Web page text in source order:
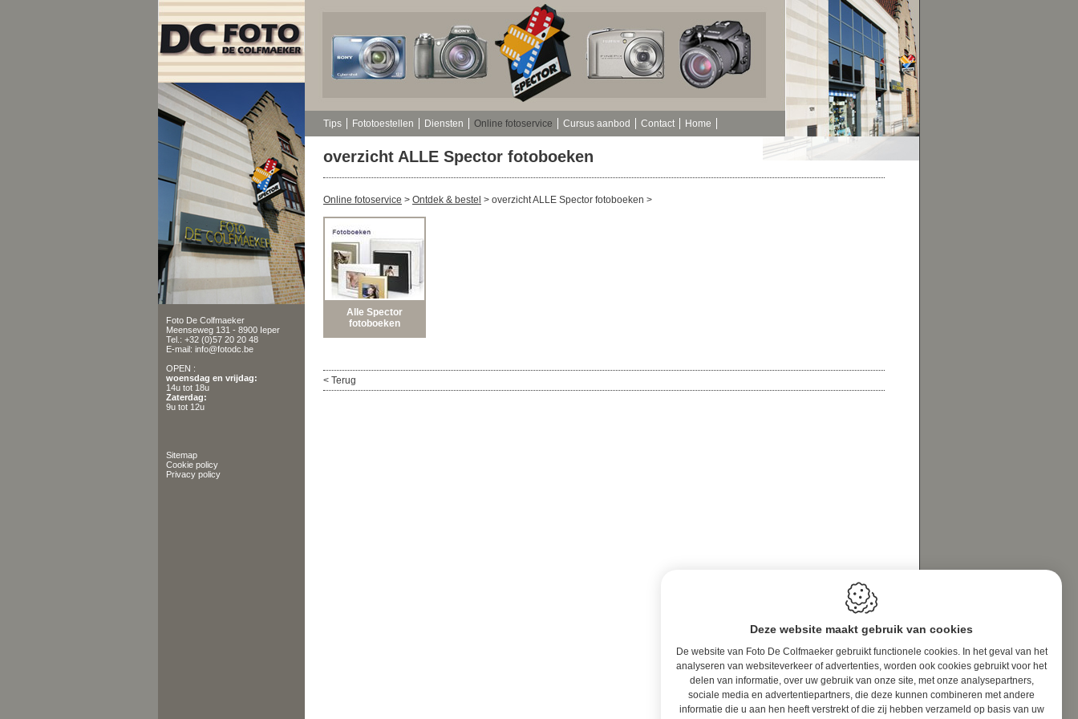
Foto De Colfmaeker
Meenseweg 131 - 8900 Ieper
Tel.: +32 (0)57 20 20 48
E-mail: info@fotodc.be
OPEN :
woensdag en vrijdag:
14u tot 18u
Zaterdag:
9u tot 12u
Sitemap
Cookie policy
Privacy policy
Tips Fototoestellen Diensten Online fotoservice Cursus aanbod Contact Home
overzicht ALLE Spector fotoboeken
Online fotoservice > Ontdek & bestel > overzicht ALLE Spector fotoboeken >
Alle Spector
fotoboeken
< Terug
Deze website maakt gebruik van cookies
De website van Foto De Colfmaeker gebruikt functionele cookies. In het geval van het
analyseren van websiteverkeer of advertenties, worden ook cookies gebruikt voor het
delen van informatie, over uw gebruik van onze site, met onze analysepartners,
sociale media en advertentiepartners, die deze kunnen combineren met andere
informatie die u aan hen heeft verstrekt of die zij hebben verzameld op basis van uw